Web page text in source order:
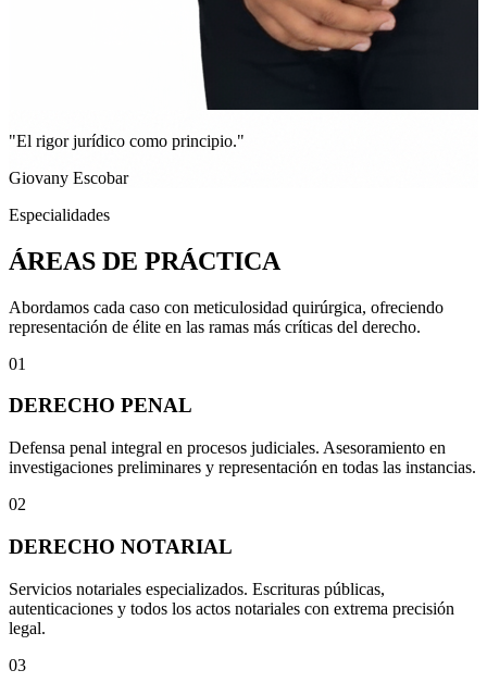
"El rigor jurídico como principio."
Giovany Escobar
Especialidades
ÁREAS DE PRÁCTICA
Abordamos cada caso con meticulosidad quirúrgica, ofreciendo
representación de élite en las ramas más críticas del derecho.
01
DERECHO PENAL
Defensa penal integral en procesos judiciales. Asesoramiento en
investigaciones preliminares y representación en todas las instancias.
02
DERECHO NOTARIAL
Servicios notariales especializados. Escrituras públicas,
autenticaciones y todos los actos notariales con extrema precisión
legal.
03